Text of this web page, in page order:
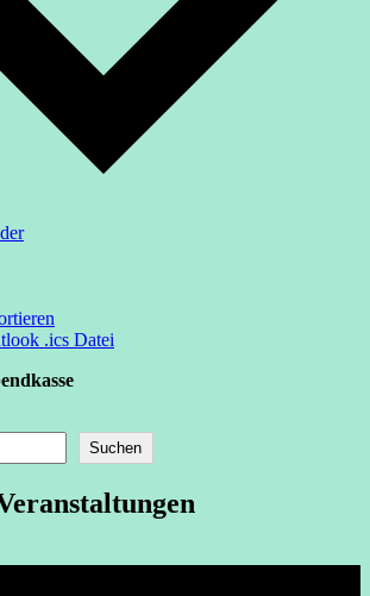
.ics Datei
Suchen